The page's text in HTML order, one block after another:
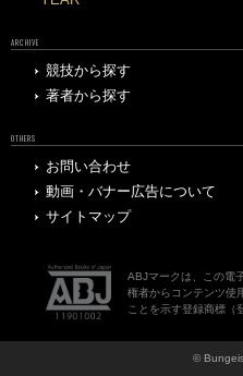
ARCHIVE
競技から探す
著者から探す
OTHERS
お問い合わせ
動画・バナー広告について
サイトマップ
ABJマークは、この電
権者からコンテンツ使
ことを示す登録商標（
©